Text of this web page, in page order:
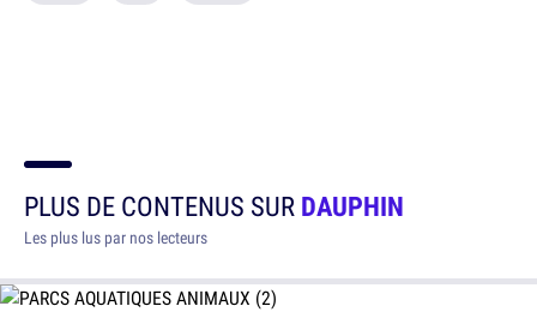
PLUS DE CONTENUS SURDAUPHIN
Les plus lus par nos lecteurs